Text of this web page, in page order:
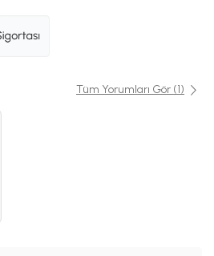
Tüm Yorumları Gör (1)